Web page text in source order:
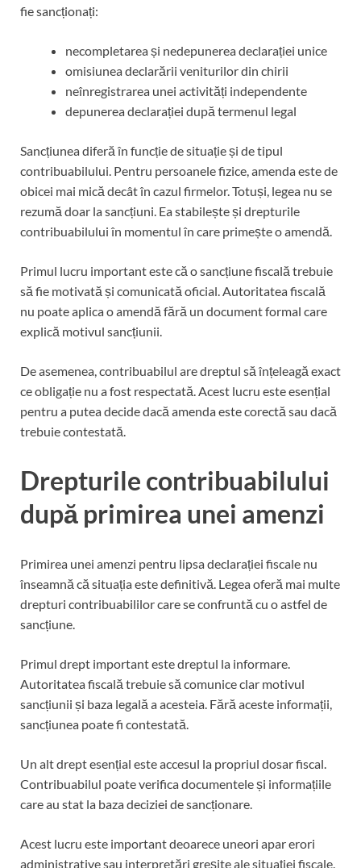
fie sancționați:
necompletarea și nedepunerea declarației unice
omisiunea declarării veniturilor din chirii
neînregistrarea unei activități independente
depunerea declarației după termenul legal
Sancțiunea diferă în funcție de situație și de tipul
contribuabilului. Pentru persoanele fizice, amenda este de
obicei mai mică decât în cazul firmelor. Totuși, legea nu se
rezumă doar la sancțiuni. Ea stabilește și drepturile
contribuabilului în momentul în care primește o amendă.
Primul lucru important este că o sancțiune fiscală trebuie
să fie motivată și comunicată oficial. Autoritatea fiscală
nu poate aplica o amendă fără un document formal care
explică motivul sancțiunii.
De asemenea, contribuabilul are dreptul să înțeleagă exact
ce obligație nu a fost respectată. Acest lucru este esențial
pentru a putea decide dacă amenda este corectă sau dacă
trebuie contestată.
Drepturile contribuabilului
după primirea unei amenzi
Primirea unei amenzi pentru lipsa declarației fiscale nu
înseamnă că situația este definitivă. Legea oferă mai multe
drepturi contribuabililor care se confruntă cu o astfel de
sancțiune.
Primul drept important este dreptul la informare.
Autoritatea fiscală trebuie să comunice clar motivul
sancțiunii și baza legală a acesteia. Fără aceste informații,
sancțiunea poate fi contestată.
Un alt drept esențial este accesul la propriul dosar fiscal.
Contribuabilul poate verifica documentele și informațiile
care au stat la baza deciziei de sancționare.
Acest lucru este important deoarece uneori apar erori
administrative sau interpretări greșite ale situației fiscale.